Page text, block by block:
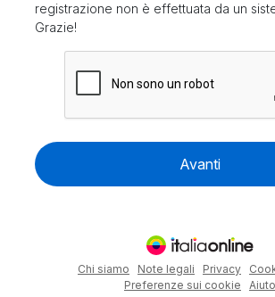
registrazione non è effettuata da un
Grazie!
Avanti
Chi siamo Note legali Privacy
Preferenze sui cookie
Aiuto